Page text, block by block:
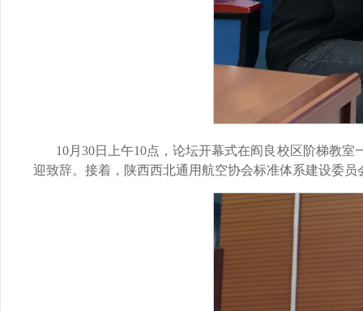
10月30日上午10点，论坛开幕式在阎良校区阶梯教
迎致辞。接着，陕西西北通用航空协会标准体系建设委